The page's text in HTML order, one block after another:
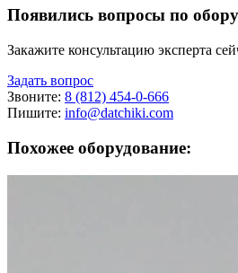
Появились вопросы по
Закажите консультацию эксперта
Задать вопрос
Звоните: 8 (812) 454-0-666
Пишите: info@datchiki.com
Похожее оборудование: